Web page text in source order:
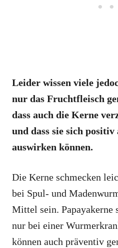
Leider wissen viele
nur das Fruchtfleisch
dass auch die Kerne
und dass sie sich
auswirken können.
Die Kerne schmecken
bei Spul- und
Mittel sein. Papayakerne
nur bei einer
können auch präventiv